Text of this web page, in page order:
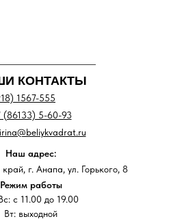
КОНТАКТЫ
1567-555
(86133) 5-60-93
Наш адрес:
г. Анапа, ул. Горького, 8
Режим работы
с 11.00 до 19.00
Вт: выходной
irina@beliykvadrat.ru